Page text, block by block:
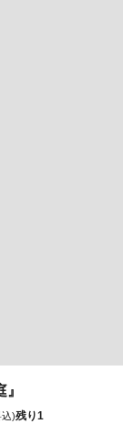
)残り1